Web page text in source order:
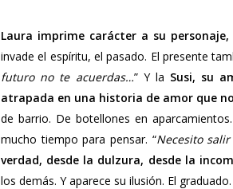
Laura imprime carácter a su
invade el espíritu, el pasado. El presente
futuro no te acuerdas…” Y la Susi, su
atrapada en una historia de amor que
de barrio. De botellones en
mucho tiempo para pensar. “Necesito
verdad, desde la dulzura, desde la
los demás. Y aparece su ilusión. El graduado.